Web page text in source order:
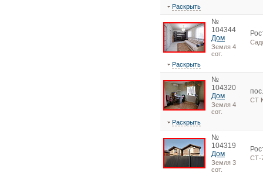
Раскрыть
№
104344
Дом
Земля 4
сот.
Раскрыть
№
104320
Дом
Земля 4
сот.
СТ
Раскрыть
№
104319
Дом
Земля 3
сот.
СТ-